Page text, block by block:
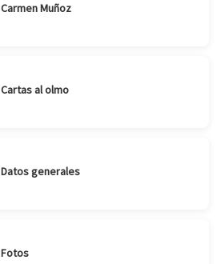
Carmen Muñoz
Cartas al olmo
Datos generales
Fotos